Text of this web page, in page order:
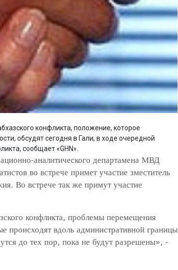
конфликта, положение, которое
обсудят сегодня в Гали, в ходе очередной
сообщает «GHN».
аналитического департамена МВД
во встрече примет участие зместитель
Во встрече так же примут участие
конфликта, проблемы перемещения
происходят вдоль административной границы
до тех пор, пока не будут разрешены», -